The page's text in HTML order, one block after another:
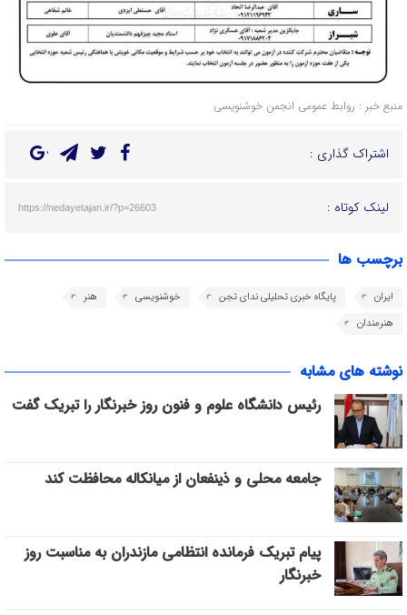
منبع خبر : روابط عمومی انجمن خوشنویسی
اشتراک گذاری :
لینک کوتاه : https://nedayetajan.ir/?p=26603
برچسب ها
ایران پایگاه خبری تحلیلی ندای تجن خوشنویسی
هنر
هنرمندان
نوشته های مشابه
رئیس دانشگاه علوم و فنون روز خبرنگار را تبریک گفت
جامعه محلی و ذینفعان از میانکاله محافظت کند
پیام تبریک فرمانده انتظامی مازندران به مناسبت روز
خبرنگار